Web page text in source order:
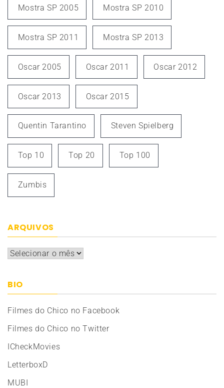
Mostra SP 2005 Mostra SP 2010
Mostra SP 2011 Mostra SP 2013
Oscar 2005 Oscar 2011 Oscar 2012
Oscar 2013 Oscar 2015
Quentin Tarantino Steven Spielberg
Top 10 Top 20 Top 100
Zumbis
ARQUIVOS
Arquivos
BIO
Filmes do Chico no Facebook
Filmes do Chico no Twitter
ICheckMovies
LetterboxD
MUBI